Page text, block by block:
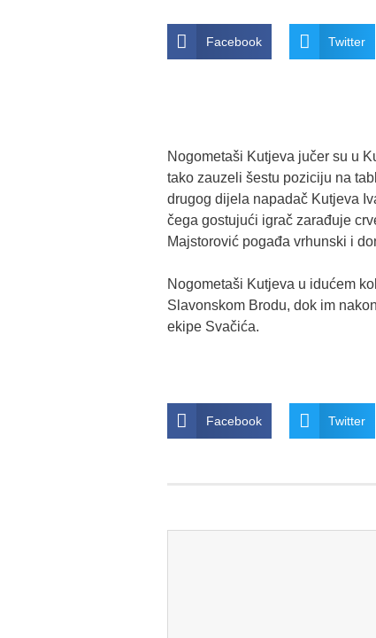
Facebook Twitter
Nogometaši Kutjeva jučer su u
tako zauzeli šestu poziciju na
drugog dijela napadač Kutjeva
čega gostujući igrač zarađuje
Majstorović pogađa vrhunski i
Nogometaši Kutjeva u idućem
Slavonskom Brodu, dok im
ekipe Svačića.
Facebook Twitter